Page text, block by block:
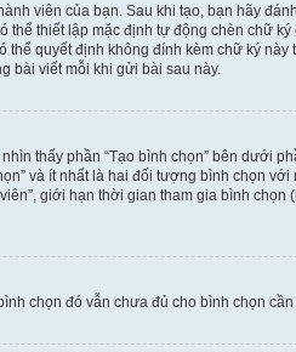
viên của bạn. Sau khi tạo, bạn hãy
thiết lập mặc định tự động chèn chữ
quyết định không đính kèm chữ ký
bài viết mỗi khi gửi bài sau này.
thấy phần “Tạo bình chọn” bên dưới
và ít nhất là hai đối tượng bình chọn
giới hạn thời gian tham gia bình chọn
chọn đó vẫn chưa đủ cho bình chọn